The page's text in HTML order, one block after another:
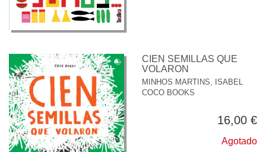
CIEN SEMILLAS QUE
VOLARON
MINHOS MARTINS, ISABEL
COCO BOOKS
16,00 €
Agotado